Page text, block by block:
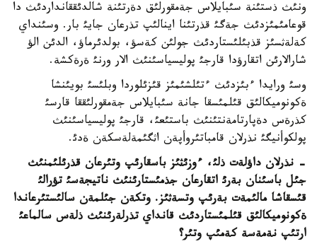
ونئث ذستئنة سئبايلاس جةمقورلئق دةرتئنة شالدئققانداردئث دا
قوعامئمئزدئث جةگئ قذرتئنا اينالئپ تذرعان جايئ بار. وسئنداي
كةلةثسئز قذبئلئستاردئث جولئن كةسؤ، بولدئرماؤ، الدئن الؤ
شارالارئن اتقارؤدا قارجئ پوليسياسئنئث الار ورنئ ةرةكشة.
وسئ ورايدا ءبئزدئث ءتئلشئمئز قئزئلوردا وبلئسئ بويئنشا
ةكونوميكالئق قئلمئسقا جانة سئبايلاس جةمقورلئققا قارسئ
كذرةس دةپارتامةنتئنئث باستئعئ، قارجئ پوليسياسئنئث
پولكوأنيگئ نذرلان قامباتئروأپةن اثگئمةلةسكةن ةدئ.
- نذرلان داؤلةت ذلئ، ءوزئثئز باسقارئپ وتئرعان قذرئلئمنئث
جئل باسئنان بةرئ اتقارعان جذمئستارئنئث ناتيجةسئ تؤرالئ
قئسقاشا مالئمةت بةرئپ وتسةثئز. وتكةن جئلمةن سالئستئرعاندا
ةكونوميكالئق قئلمئستاردئث قانداي تذرلةرئنئث ذلةس سالماعئ
ارتئپ نةمةسة كةمئپ وتئر؟